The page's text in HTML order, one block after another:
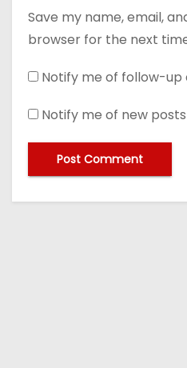
Save my name, email,
browser for the next
Notify me of follow-
Notify me of new